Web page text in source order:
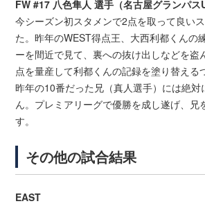
FW #17 八色隼人 選手（名古屋グランパス
今シーズン初スタメンで2点を取って良い
た。昨年のWEST得点王、大西利都くんの
ーを間近で見て、裏への抜け出しなどを盗
点を量産して利都くんの記録を塗り替える
昨年の10番だった兄（真人選手）には絶
ん。プレミアリーグで優勝を成し遂げ、兄
す。
その他の試合結果
EAST